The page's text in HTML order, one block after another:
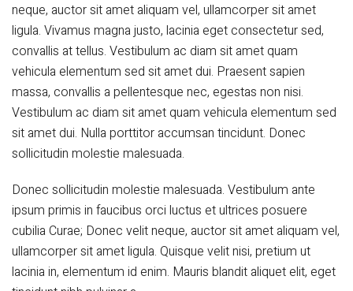
neque, auctor sit amet aliquam vel, ullamcorper sit amet
ligula. Vivamus magna justo, lacinia eget consectetur sed,
convallis at tellus. Vestibulum ac diam sit amet quam
vehicula elementum sed sit amet dui. Praesent sapien
massa, convallis a pellentesque nec, egestas non nisi.
Vestibulum ac diam sit amet quam vehicula elementum sed
sit amet dui. Nulla porttitor accumsan tincidunt. Donec
sollicitudin molestie malesuada.
Donec sollicitudin molestie malesuada. Vestibulum ante
ipsum primis in faucibus orci luctus et ultrices posuere
cubilia Curae; Donec velit neque, auctor sit amet aliquam vel,
ullamcorper sit amet ligula. Quisque velit nisi, pretium ut
lacinia in, elementum id enim. Mauris blandit aliquet elit, eget